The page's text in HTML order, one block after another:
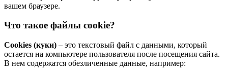
вашем браузере.
Что такое файлы cookie?
Cookies (куки) – это текстовый файл с данными, который
остается на компьютере пользователя после посещения сайта.
В нем содержатся обезличенные данные, например: